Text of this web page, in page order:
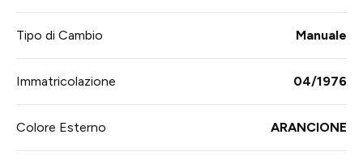
Tipo di Cambio Manuale
Immatricolazione 04/1976
Colore Esterno ARANCIONE